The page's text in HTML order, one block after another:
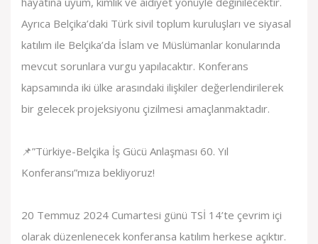
Ayrıca Belçika’daki Türk sivil toplum kuruluşları ve siyasal
katılım ile Belçika’da İslam ve Müslümanlar konularında
mevcut sorunlara vurgu yapılacaktır. Konferans
kapsamında iki ülke arasındaki ilişkiler değerlendirilerek
bir gelecek projeksiyonu çizilmesi amaçlanmaktadır.
📌”Türkiye-Belçika İş Gücü Anlaşması 60. Yıl
Konferansı”mıza bekliyoruz!
20 Temmuz 2024 Cumartesi günü TSİ 14’te çevrim içi
olarak düzenlenecek konferansa katılım herkese açıktır.